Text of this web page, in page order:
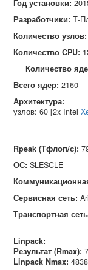
Год установки:
Разработчики:
Количество узлов:
Количество CPU:
Количество
Всего ядер: 2160
Архитектура:
узлов: 60 [2x Intel
Rpeak (Тфлоп/с):
ОС: SLESCLE
Сервисная сеть:
Транспортная сеть
Linpack:
Результат (Rmax):
Linpack Nmax: